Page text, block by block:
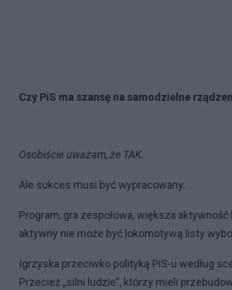
Czy PiS ma szansę na samodzielne
Osobiście uważam, że TAK.
Ale sukces musi być wypracowany.
Program, gra zespołowa, większa
aktywny nie może być lokomotywą listy
Igrzyska przeciwko polityką PiS-u według
Przecież „silni ludzie”, którzy mieli